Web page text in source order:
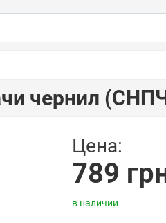
чернил
Цена:
789
в наличии